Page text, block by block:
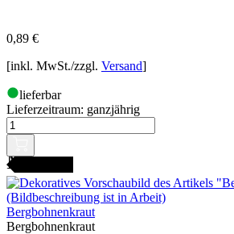
0,89 €
[inkl. MwSt./zzgl. Versand]
lieferbar
Lieferzeitraum: ganzjährig
Bergbohnenkraut
Bergbohnenkraut